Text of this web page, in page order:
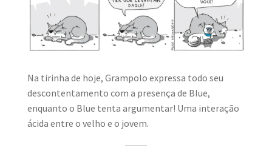
MINHA CONTA
CARRINHO
Na tirinha de hoje, Grampolo expressa todo seu
descontentamento com a presença de Blue,
enquanto o Blue tenta argumentar! Uma interação
ácida entre o velho e o jovem.